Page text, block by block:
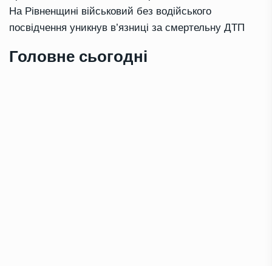
На Рівненщині військовий без водійського
посвідчення уникнув в’язниці за смертельну ДТП
Головне сьогодні